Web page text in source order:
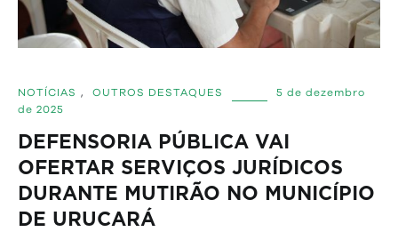
NOTÍCIAS , OUTROS DESTAQUES
5 de dezembro
de 2025
DEFENSORIA PÚBLICA VAI
OFERTAR SERVIÇOS JURÍDICOS
DURANTE MUTIRÃO NO MUNICÍPIO
DE URUCARÁ